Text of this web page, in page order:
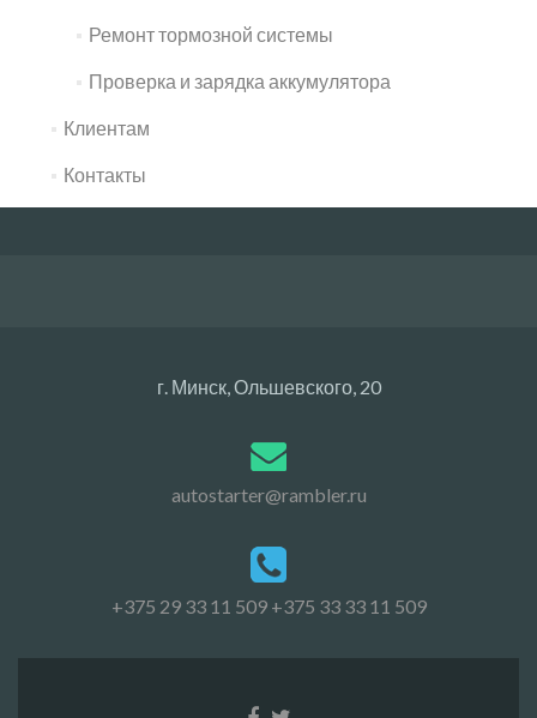
Ремонт тормозной системы
Проверка и зарядка аккумулятора
Клиентам
Контакты
г. Минск, Ольшевского, 20
autostarter@rambler.ru
+375 29 33 11 509 +375 33 33 11 509